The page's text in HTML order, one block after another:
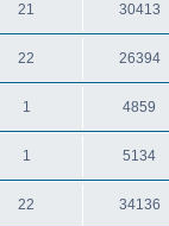
21 30413
22 26394
1 4859
1 5134
22 34136